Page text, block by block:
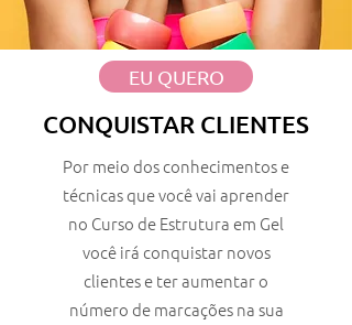
EU QUERO
CONQUISTAR CLIENTES
Por meio dos conhecimentos e
técnicas que você vai aprender
no Curso de Estrutura em Gel
você irá conquistar novos
clientes e ter aumentar o
número de marcações na sua